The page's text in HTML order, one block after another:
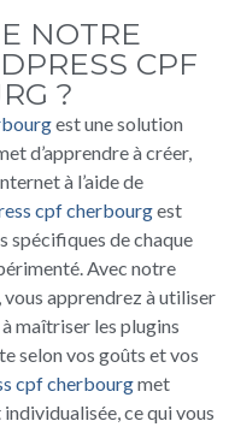
NOTRE
CPF
?
est une solution
d’apprendre à créer,
à l’aide de
cpf cherbourgest
spécifiques de chaque
Avec notre
, vous apprendrez à utiliser
maîtriser les plugins
selon vos goûts et vos
cpf cherbourgmet
ce qui vous